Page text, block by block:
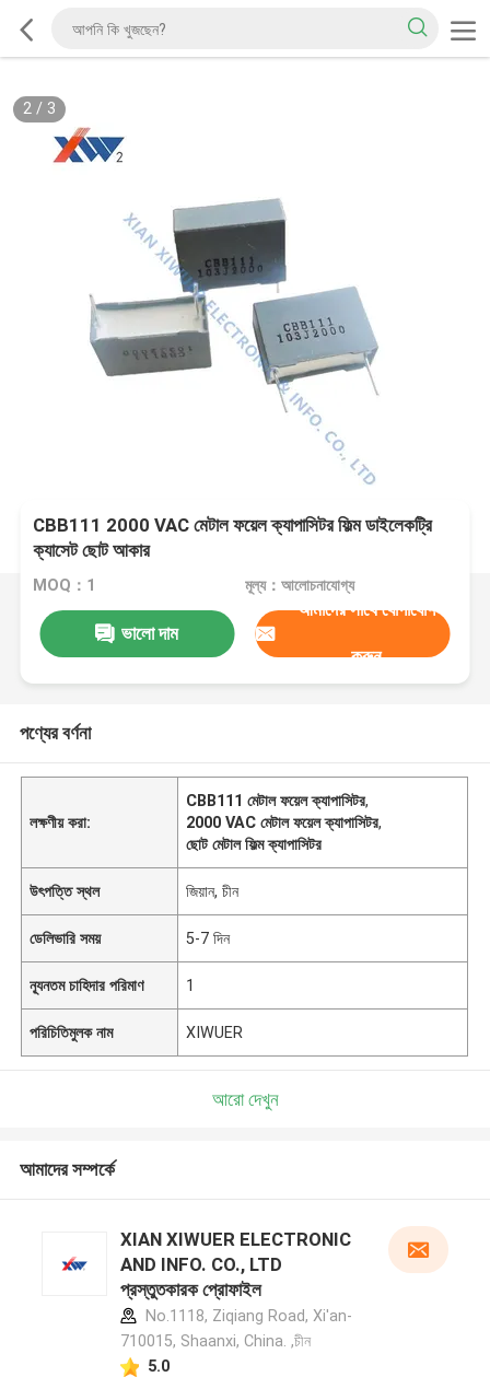
2/ 3
CBB111 2000 VAC মেটাল ফয়েল ক্যাপাসিটর ফিল্ম ডাইলেকট্রি
ক্যাসেট ছোট আকার
MOQ：1 মূল্য：আলোচনাযোগ্য
ভালো দাম
আমাদের সাথে যোগাযোগ
করুন
পণ্যের বর্ণনা
লক্ষণীয় করা:
CBB111 মেটাল ফয়েল ক্যাপাসিটর,
2000 VAC মেটাল ফয়েল ক্যাপাসিটর,
ছোট মেটাল ফিল্ম ক্যাপাসিটর
উৎপত্তি স্থল জিয়ান, চীন
ডেলিভারি সময় 5-7 দিন
ন্যূনতম চাহিদার পরিমাণ 1
পরিচিতিমুলক নাম XIWUER
আরো দেখুন
আমাদের সম্পর্কে
XIAN XIWUER ELECTRONIC
AND INFO. CO., LTD
প্রস্তুতকারক প্রোফাইল
No.1118, Ziqiang Road, Xi'an-
710015, Shaanxi, China. ,চীন
5.0